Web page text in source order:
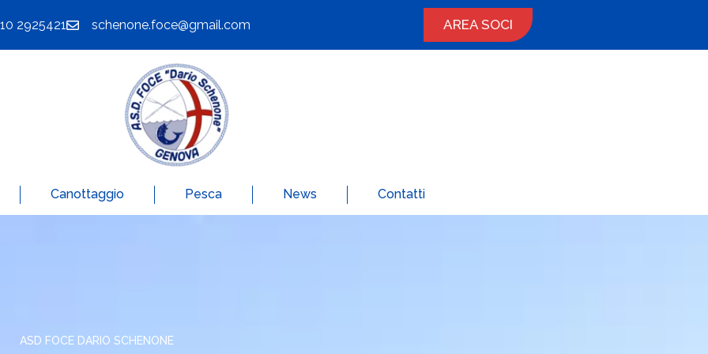
2925421 schenone.foce@gmail.com AREA SOCI
Canottaggio Pesca News Contatti
ASD FOCE DARIO SCHENONE